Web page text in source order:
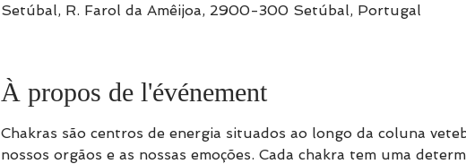
Setúbal, R. Farol da Amêijoa, 2900-300 Setúbal, Portugal
À propos de l'événement
Chakras são centros de energia situados ao longo da coluna
nossos orgãos e as nossas emoções. Cada chakra tem uma